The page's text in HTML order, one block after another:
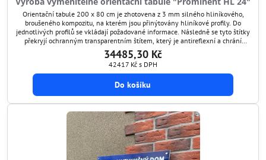
Orientační tabule 200 x 80 cm je zhotovena z 3 mm silného hliníkového,
broušeného kompozitu, na kterém jsou přinýtovány hliníkové profily. Do
jednotlivých profilů se vkládají požadované informace. Následně se tyto štítky
překryjí ochranným transparentním štítem, který je antireflexní a chrání
grafiku před poškozením. Tímto způsobem si umíte orientační tabuli kdykoli
aktualizovat.
34485,30 Kč
42417 Kč s DPH
Do košíku